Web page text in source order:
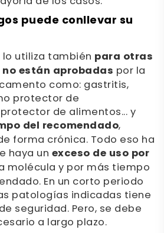
puede conllevar su
lo utiliza también para otras
no están aprobadas por la
como: gastritis,
protector de
de alimentos... y
del recomendado,
forma crónica. Todo eso ha
haya un exceso de uso por
molécula y por más tiempo
En un corto periodo
patologías indicadas tiene
seguridad. Pero, se debe
a largo plazo.